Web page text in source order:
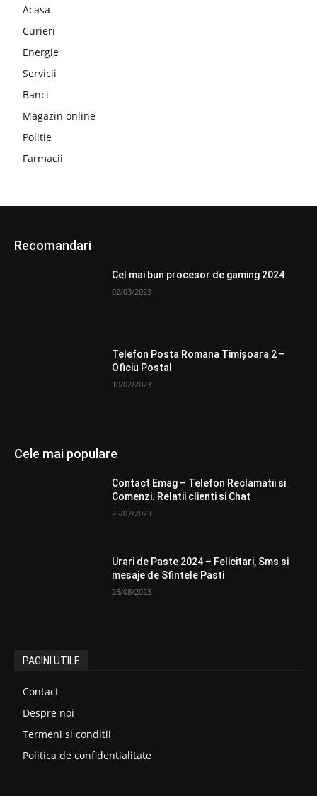
Acasa
Curieri
Energie
Servicii
Banci
Magazin online
Politie
Farmacii
Recomandari
Cel mai bun procesor de gaming 2024
02/03/2023
Telefon Posta Romana Timişoara 2 –
Oficiu Postal
10/02/2023
Cele mai populare
Contact Emag – Telefon Reclamatii si
Comenzi. Relatii clienti si Chat
25/07/2023
Urari de Paste 2024 – Felicitari, Sms si
mesaje de Sfintele Pasti
28/08/2023
PAGINI UTILE
Contact
Despre noi
Termeni si conditii
Politica de confidentialitate